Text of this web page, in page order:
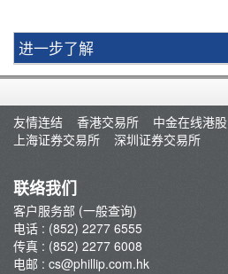
进一步了解
买卖衍生产品须知
开设户口
查询及支援
转入股票
孖展及利率
佣金及收费资料
表格下载
友情连结
香港交易所 中金在线港股
上海证券交易所
深圳证券交易所
联络我们
客户服务部 (一般查询)
电话 : (852) 2277 6555
传真 : (852) 2277 6008
电邮 : cs@phillip.com.hk